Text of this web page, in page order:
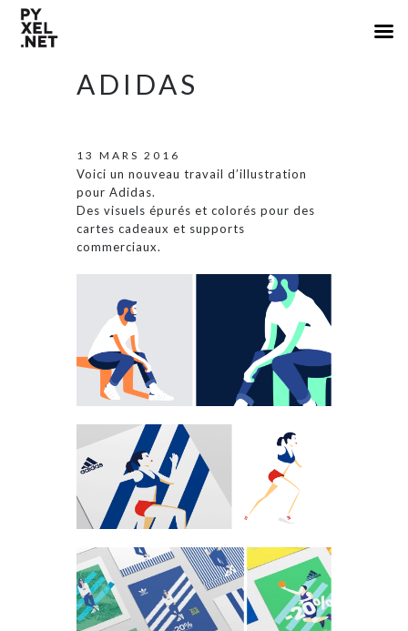
ADIDAS
13 MARS 2016
Voici un nouveau travail d’illustration
pour Adidas.
Des visuels épurés et colorés pour des
cartes cadeaux et supports
commerciaux.